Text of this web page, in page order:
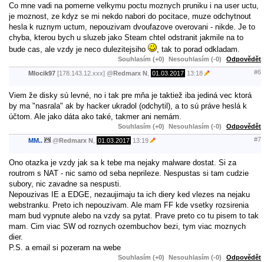
Co mne vadi na pomerne velkymu poctu moznych pruniku i na user uctu,
je moznost, ze kdyz se mi nekdo nabori do pocitace, muze odchytnout
hesla k ruznym uctum, nepouzivam dvoufazove overovani - nikde. Je to
chyba, kterou bych u sluzeb jako Steam chtel odstranit jakmile na to
bude cas, ale vzdy je neco dulezitejsiho
, tak to porad odkladam.
Souhlasím (+0) Nesouhlasím (-0) Odpovědět
Mlocik97 [178.143.12.xxx] @Redmarx N 01.03.2017 13:18 #6
Viem že disky sú levné, no i tak pre mňa je taktiež iba jediná vec ktorá
by ma "nasrala" ak by hacker ukradol (odchytil), a to sú práve heslá k
účtom. Ale jako dáta ako také, takmer ani nemám.
Souhlasím (+0) Nesouhlasím (-0) Odpovědět
MM.. @Redmarx N 01.03.2017 13:19 #7
Ono otazka je vzdy jak sa k tebe ma nejaky malware dostat. Si za
routrom s NAT - nic samo od seba neprileze. Nespustas si tam cudzie
subory, nic zavadne sa nespusti.
Nepouzivas IE a EDGE, nezaujimaju ta ich diery ked vlezes na nejaku
webstranku. Preto ich nepouzivam. Ale mam FF kde vsetky rozsirenia
mam bud vypnute alebo na vzdy sa pytat. Prave preto co tu pisem to tak
mam. Cim viac SW od roznych ozembuchov bezi, tym viac moznych
dier.
P.S. a email si pozeram na webe
Souhlasím (+0) Nesouhlasím (-0) Odpovědět